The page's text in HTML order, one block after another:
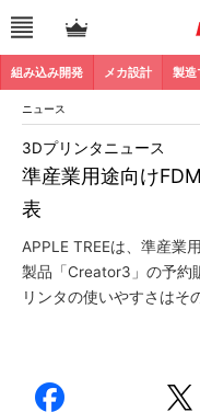
組み込み開発 メカ設計 製造
ニュース
準産業用途向け
表
3Dプリンタニュース
APPLE TREEは、準産業
製品「Creator3」の予約
リンタの使いやすさはそ